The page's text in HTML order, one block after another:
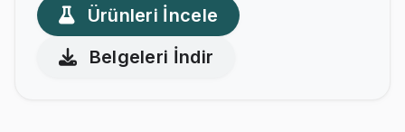
Ürünleri İncele
Belgeleri İndir